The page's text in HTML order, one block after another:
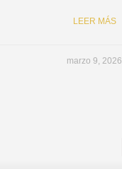
LEER MÁS
marzo 9, 2026